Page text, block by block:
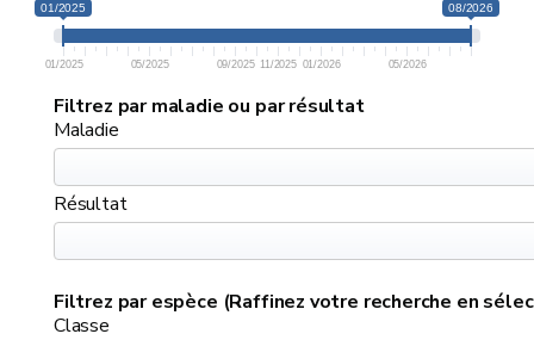
01/2025 08/2026
01/2025 05/2025 09/2025 11/2025 01/2026 05/2026
Filtrez par maladie ou par résultat
Maladie
Résultat
Filtrez par espèce (Raffinez votre recherche en
Classe